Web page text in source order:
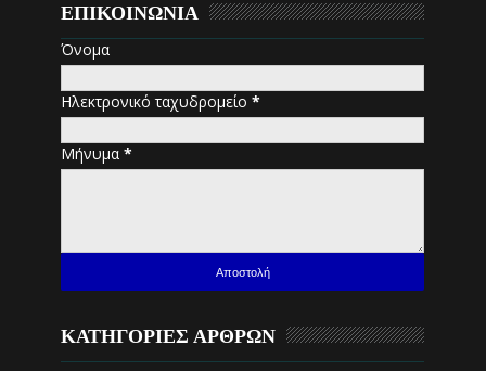
ΕΠΙΚΟΙΝΩΝΙΑ
Όνομα
Ηλεκτρονικό ταχυδρομείο*
Μήνυμα*
ΚΑΤΗΓΟΡΙΕΣ ΑΡΘΡΩΝ